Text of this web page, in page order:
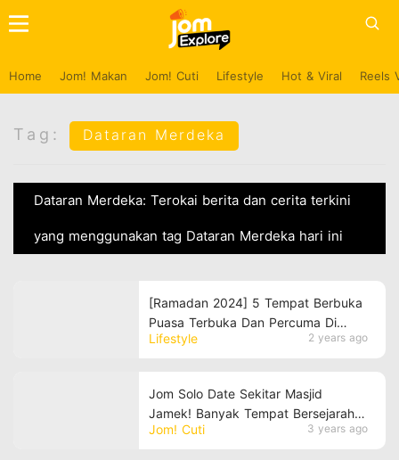
Home Jom! Makan Jom! Cuti Lifestyle Hot & Viral Reels
Tag: Dataran Merdeka
Dataran Merdeka: Terokai berita dan cerita terkini
yang menggunakan tag Dataran Merdeka hari ini
Lifestyle 2 years ago
[Ramadan 2024] 5 Tempat Berbuka
Puasa Terbuka Dan Percuma Di
Malaysia
Jom! Cuti 3 years ago
Jom Solo Date Sekitar Masjid
Jamek! Banyak Tempat Bersejarah
Yang Menarik Tau